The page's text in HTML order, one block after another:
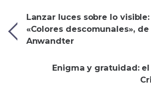
Lanzar luces sobre lo
«Colores descomunales»,
Anwandter
Enigma y gratuidad: